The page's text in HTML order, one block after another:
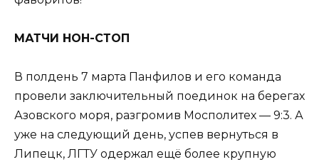
МАТЧИ НОН-СТОП
В полдень 7 марта Панфилов и его команда
провели заключительный поединок на берегах
Азовского моря, разгромив Мосполитех — 9:3. А
уже на следующий день, успев вернуться в
Липецк, ЛГТУ одержал ещё более крупную